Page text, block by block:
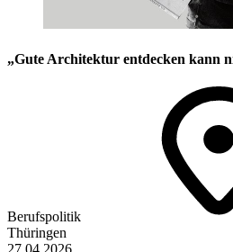
„Gute Architektur entdecken kann
Berufspolitik
Thüringen